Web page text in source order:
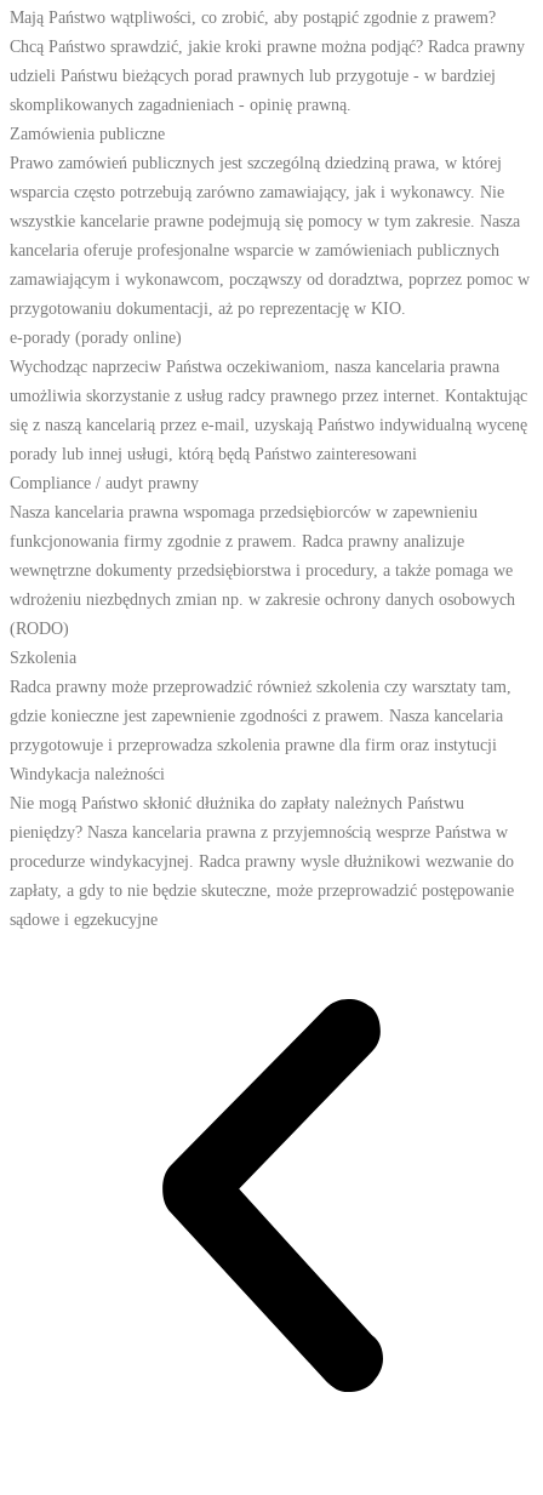
Mają Państwo wątpliwości, co zrobić, aby postąpić zgodnie z prawem?
Chcą Państwo sprawdzić, jakie kroki prawne można podjąć? Radca prawny
udzieli Państwu bieżących porad prawnych lub przygotuje - w bardziej
skomplikowanych zagadnieniach - opinię prawną.
Zamówienia publiczne
Prawo zamówień publicznych jest szczególną dziedziną prawa, w której
wsparcia często potrzebują zarówno zamawiający, jak i wykonawcy. Nie
wszystkie kancelarie prawne podejmują się pomocy w tym zakresie. Nasza
kancelaria oferuje profesjonalne wsparcie w zamówieniach publicznych
zamawiającym i wykonawcom, począwszy od doradztwa, poprzez pomoc w
przygotowaniu dokumentacji, aż po reprezentację w KIO.
e-porady (porady online)
Wychodząc naprzeciw Państwa oczekiwaniom, nasza kancelaria prawna
umożliwia skorzystanie z usług radcy prawnego przez internet. Kontaktując
się z naszą kancelarią przez e-mail, uzyskają Państwo indywidualną wycenę
porady lub innej usługi, którą będą Państwo zainteresowani
Compliance / audyt prawny
Nasza kancelaria prawna wspomaga przedsiębiorców w zapewnieniu
funkcjonowania firmy zgodnie z prawem. Radca prawny analizuje
wewnętrzne dokumenty przedsiębiorstwa i procedury, a także pomaga we
wdrożeniu niezbędnych zmian np. w zakresie ochrony danych osobowych
(RODO)
Szkolenia
Radca prawny może przeprowadzić również szkolenia czy warsztaty tam,
gdzie konieczne jest zapewnienie zgodności z prawem. Nasza kancelaria
przygotowuje i przeprowadza szkolenia prawne dla firm oraz instytucji
Windykacja należności
Nie mogą Państwo skłonić dłużnika do zapłaty należnych Państwu
pieniędzy? Nasza kancelaria prawna z przyjemnością wesprze Państwa w
procedurze windykacyjnej. Radca prawny wysle dłużnikowi wezwanie do
zapłaty, a gdy to nie będzie skuteczne, może przeprowadzić postępowanie
sądowe i egzekucyjne